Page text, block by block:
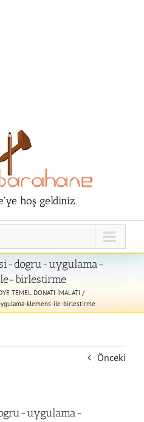
hoş geldiniz.
dogru-uygulama-
birlestirme
TEMEL DONATI İMALATI
klemens-ile-birlestirme
Önceki
uygulama-